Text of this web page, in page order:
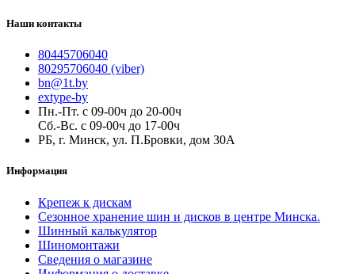
Наши контакты
80445706040
80295706040 (viber)
bn@1t.by
extype-by
Пн.-Пт. с 09-00ч до 20-00ч
Сб.-Вс. с 09-00ч до 17-00ч
РБ, г. Минск, ул. П.Бровки, дом 30А
Информация
Крепеж к дискам
Сезонное хранение шин и дисков в центре Минска.
Шинный калькулятор
Шиномонтажи
Сведения о магазине